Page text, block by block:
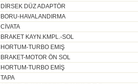
DİRSEK DÜZ ADAPTÖR
BORU-HAVALANDIRMA
CİVATA
BRAKET KAYN.KMPL.-SOL
HORTUM-TURBO EMIŞ
BRAKET-MOTOR ÖN SOL
HORTUM-TURBO EMİŞ
TAPA